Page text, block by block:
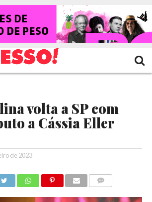
volta a SP com
a Cássia Eller
de 2023